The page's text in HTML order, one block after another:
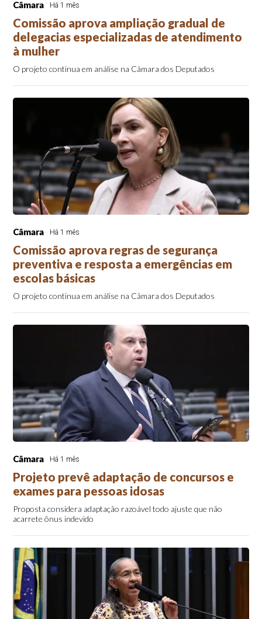
Câmara Há 1 mês
Comissão aprova ampliação gradual de
delegacias especializadas de atendimento
à mulher
O projeto continua em análise na Câmara dos Deputados
Câmara Há 1 mês
Comissão aprova regras de segurança
preventiva e resposta a emergências em
escolas básicas
O projeto continua em análise na Câmara dos Deputados
Câmara Há 1 mês
Projeto prevê adaptação de concursos e
exames para pessoas idosas
Proposta considera adaptação razoável todo ajuste que não
acarrete ônus indevido